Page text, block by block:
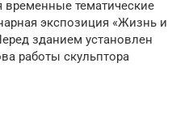
тематические
экспозиция «Жизнь и
зданием установлен
работы скульптора